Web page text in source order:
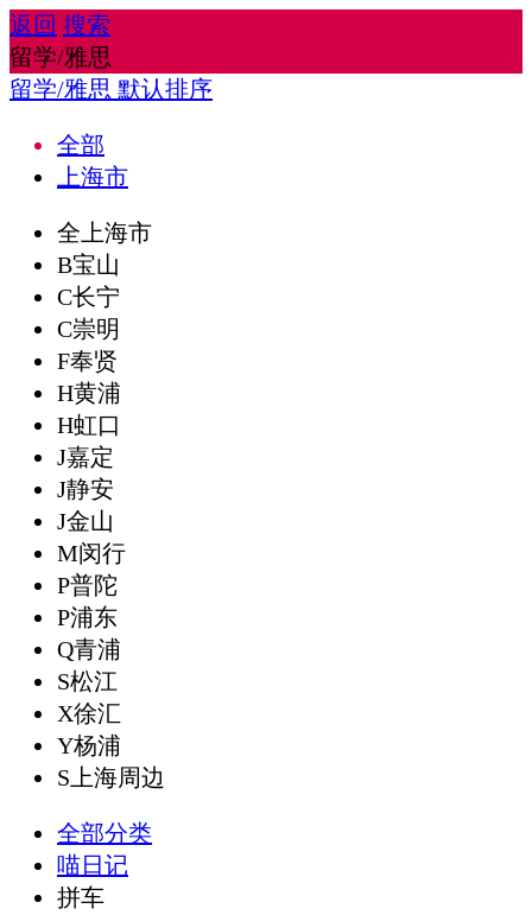
返回 搜索
留学/雅思
留学/雅思 默认排序
全部
上海市
全上海市
B宝山
C长宁
C崇明
F奉贤
H黄浦
H虹口
J嘉定
J静安
J金山
M闵行
P普陀
P浦东
Q青浦
S松江
X徐汇
Y杨浦
S上海周边
全部分类
喵日记
拼车